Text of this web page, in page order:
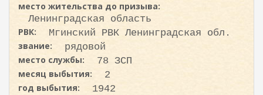
место жительства до призыва:
Ленинградская область
РВК:
Мгинский РВК Ленинградская обл.
звание:
рядовой
место службы:
78 ЗСП
месяц выбытия:
2
год выбытия:
1942